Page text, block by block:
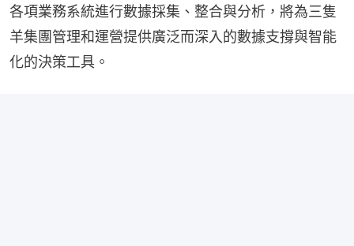
各項業務系統進行數據採集、整合與分析，將為三隻
羊集團管理和運營提供廣泛而深入的數據支撐與智能
化的決策工具。